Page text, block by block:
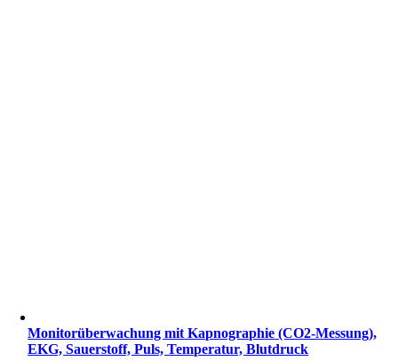
Monitorüberwachung mit Kapnographie (CO2-Messung),
EKG, Sauerstoff, Puls, Temperatur, Blutdruck